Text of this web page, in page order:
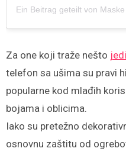
Ein Beitrag geteilt von
Za one koji traže nešto
telefon sa ušima su pravi
popularne kod mlađih
bojama i oblicima.
Iako su pretežno
osnovnu zaštitu od